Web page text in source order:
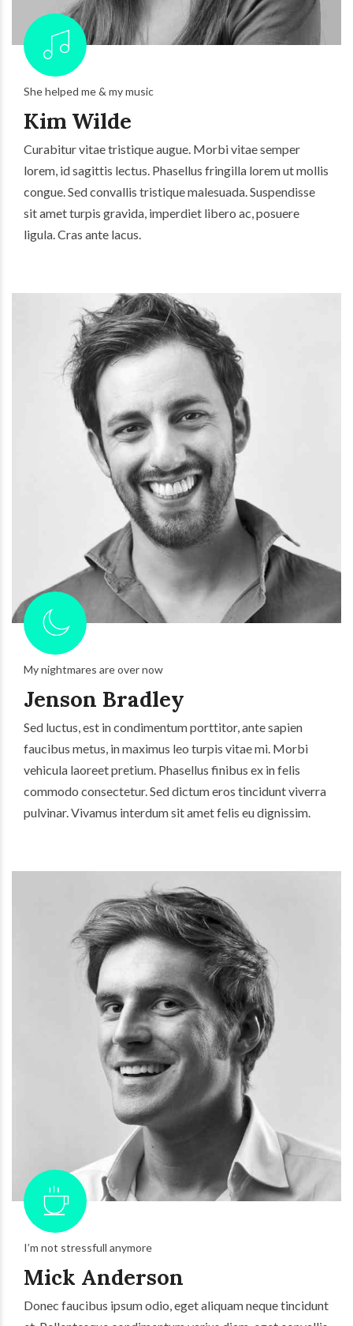
She helped me & my music
Kim Wilde
Curabitur vitae tristique augue. Morbi vitae semper
lorem, id sagittis lectus. Phasellus fringilla lorem ut mollis
congue. Sed convallis tristique malesuada. Suspendisse
sit amet turpis gravida, imperdiet libero ac, posuere
ligula. Cras ante lacus.
My nightmares are over now
Jenson Bradley
Sed luctus, est in condimentum porttitor, ante sapien
faucibus metus, in maximus leo turpis vitae mi. Morbi
vehicula laoreet pretium. Phasellus finibus ex in felis
commodo consectetur. Sed dictum eros tincidunt viverra
pulvinar. Vivamus interdum sit amet felis eu dignissim.
I’m not stressfull anymore
Mick Anderson
Donec faucibus ipsum odio, eget aliquam neque tincidunt